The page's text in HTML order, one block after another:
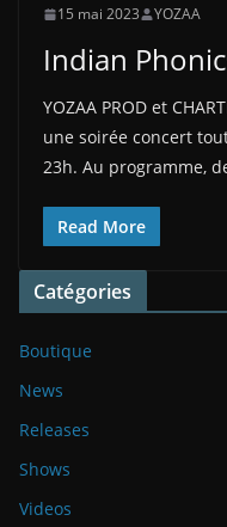
15 mai 2023 YOZAA
Indian
YOZAA PROD et
une soirée concert
23h. Au programme,
Read More
Catégories
Boutique
News
Releases
Shows
Videos